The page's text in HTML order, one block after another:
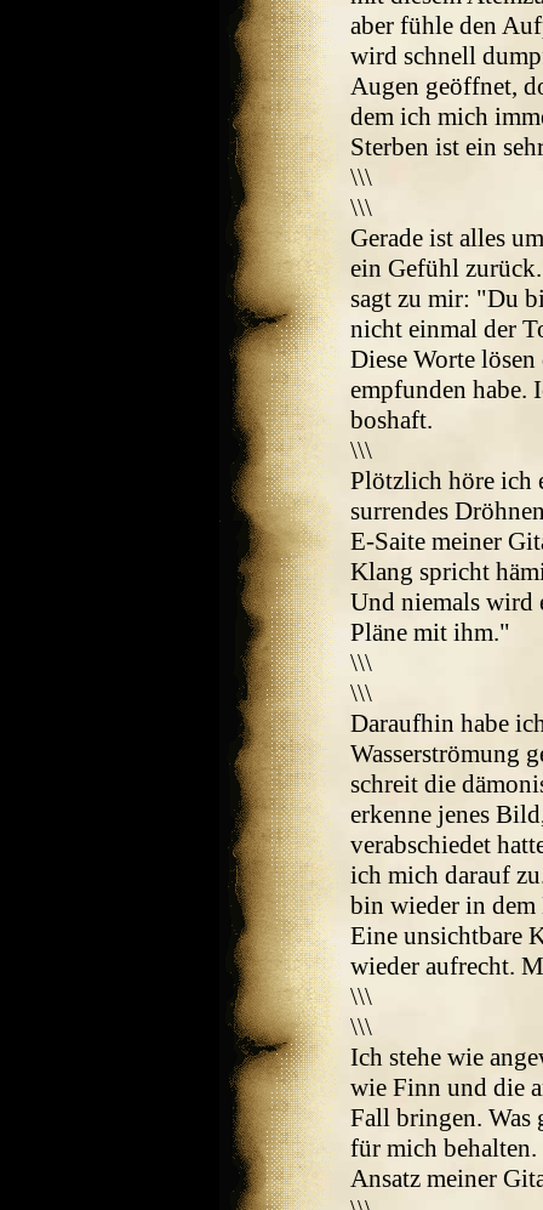
aber fühle den
wird schnell
Augen geöffnet,
dem ich mich
Sterben ist ein
\\\
\\\
Gerade ist alles
ein Gefühl
sagt zu mir: "Du
nicht einmal der
Diese Worte
empfunden habe.
boshaft.
\\\
Plötzlich höre ich
surrendes
E-Saite meiner
Klang spricht
Und niemals wird
Pläne mit ihm."
\\\
\\\
Daraufhin habe
Wasserströmung
schreit die
erkenne jenes
verabschiedet
ich mich darauf
bin wieder in dem
Eine unsichtbare
wieder aufrecht.
\\\
\\\
Ich stehe wie
wie Finn und die
Fall bringen. Was
für mich
Ansatz meiner